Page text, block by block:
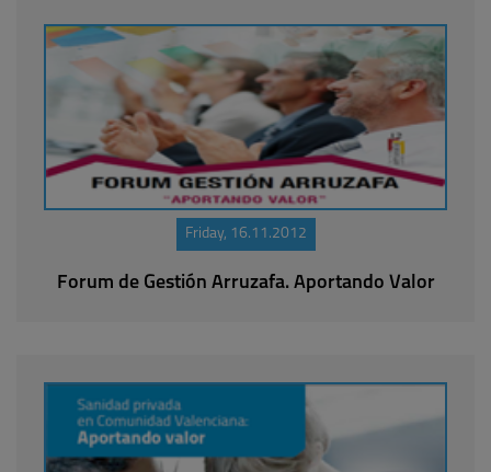
Friday, 16.11.2012
Forum de Gestión Arruzafa. Aportando Valor